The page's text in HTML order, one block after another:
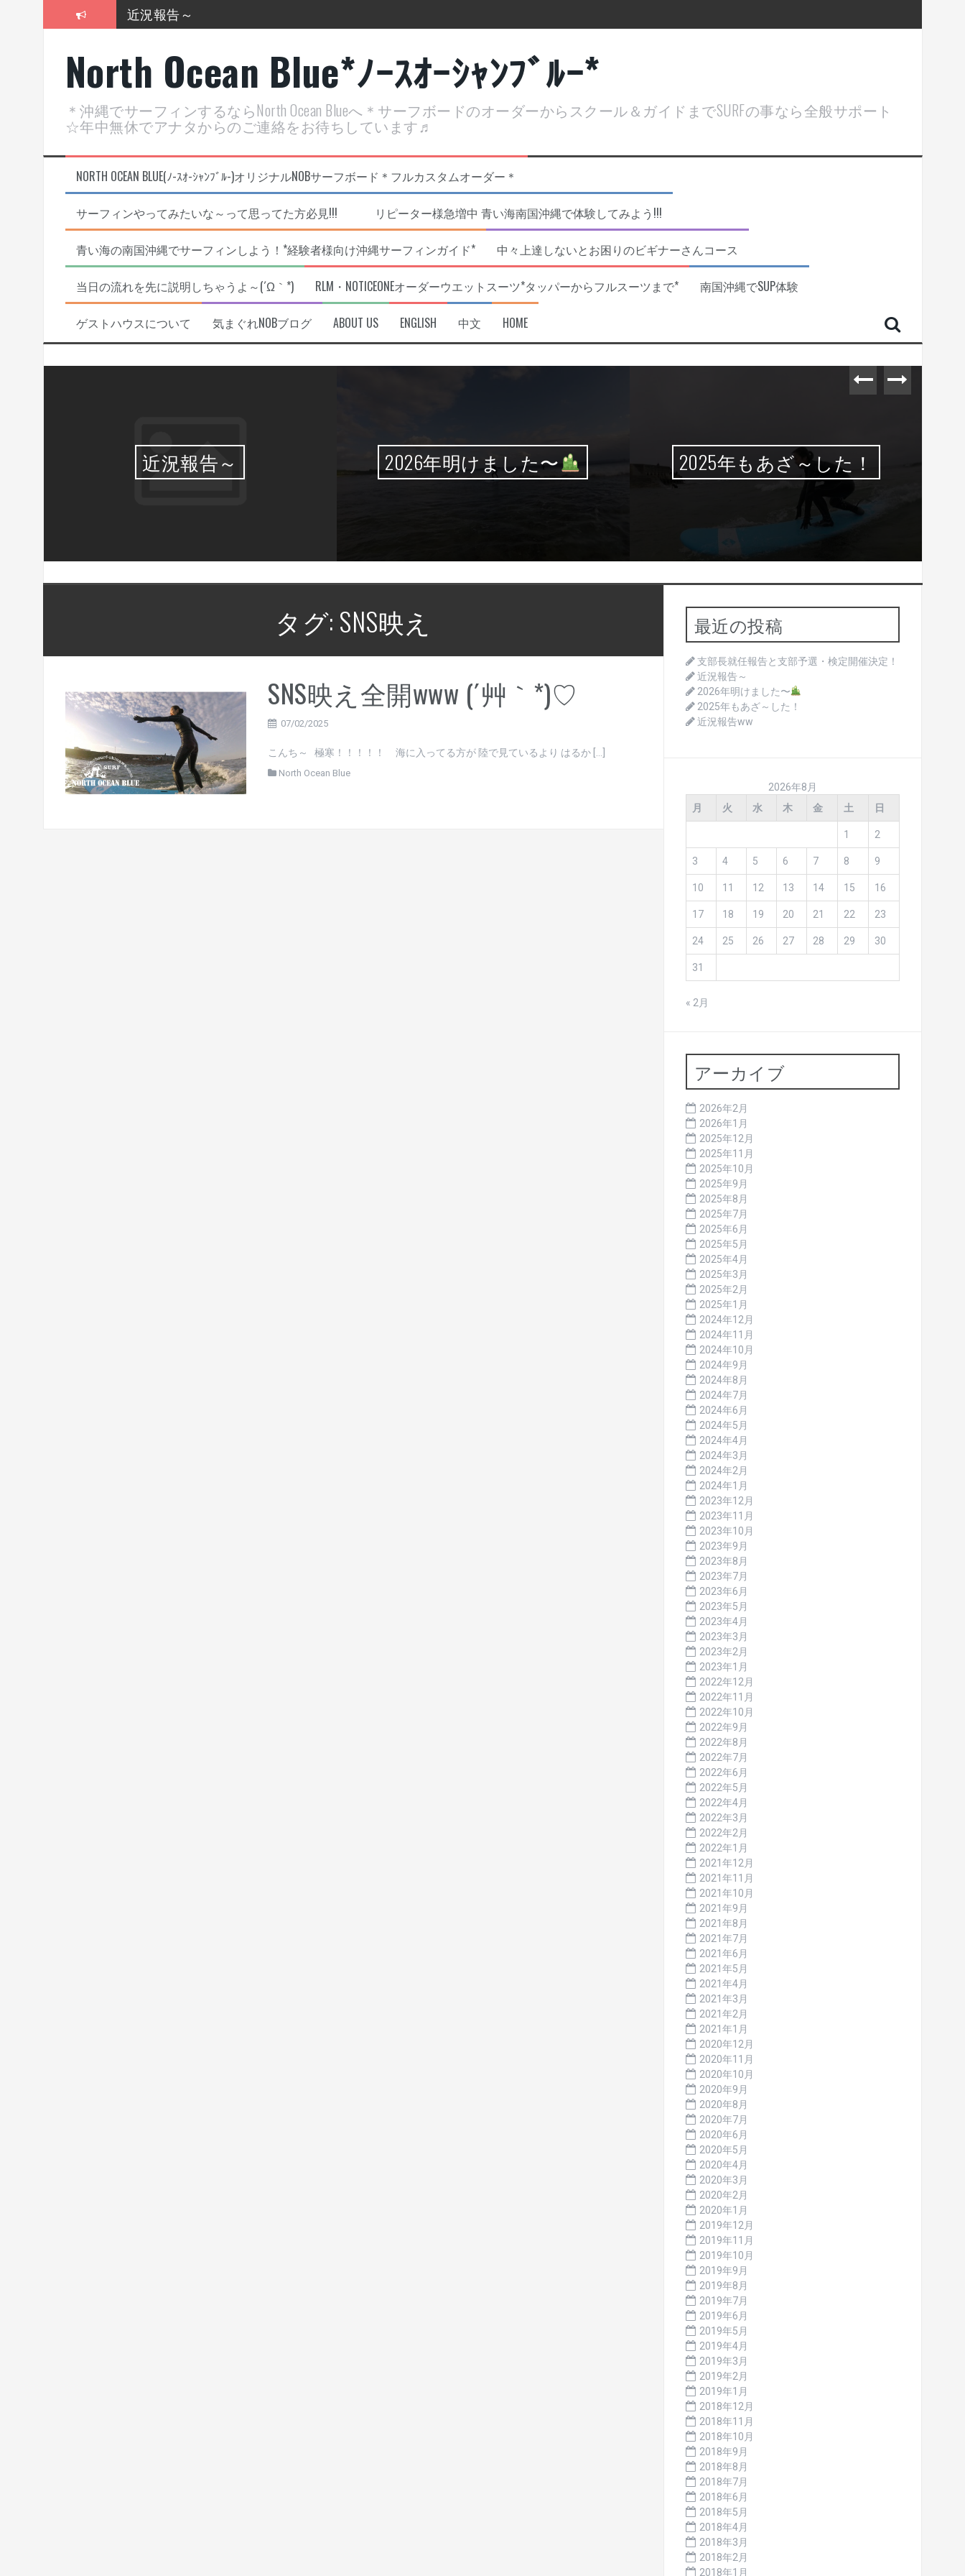
近況報告～
2025年もあざ～した！
ヤッチマッターーーー！！！
支部長就任報告と支部予選・検定開催決定！
North Ocean Blue*ﾉｰｽｵｰｼｬﾝﾌﾞﾙｰ*
＊沖縄でサーフィンするならNorth Ocean Blueへ＊サーフボードのオーダーからスクール＆ガイドまでSURFの事なら全般サポート
☆年中無休でアナタからのご連絡をお待ちしています♬
NORTH OCEAN BLUE(ﾉ-ｽｵ-ｼｬﾝﾌﾞﾙ-)オリジナルNOBサーフボード＊フルカスタムオーダー＊
サーフィンやってみたいな～って思ってた方必見!!! リピーター様急増中 青い海南国沖縄で体験してみよう!!!
青い海の南国沖縄でサーフィンしよう！*経験者様向け沖縄サーフィンガイド* 中々上達しないとお困りのビギナーさんコース
当日の流れを先に説明しちゃうよ～(´Ω｀*) RLM・NOTICEONEオーダーウエットスーツ*タッパーからフルスーツまで* 南国沖縄でSUP体験
ゲストハウスについて 気まぐれNOBブログ ABOUT US ENGLISH 中文 HOME
近況報告～ 2026年明けました〜 2025年もあざ～した！
タグ: SNS映え
SNS映え全開www (´艸｀*)♡
07/02/2025
こんち～ 極寒！！！！！ 海に入ってる方が 陸で見ているより はるか […]
North Ocean Blue
最近の投稿
支部長就任報告と支部予選・検定開催決定！
近況報告～
2026年明けました〜
2025年もあざ～した！
近況報告ww
2026年8月
月
火 水 木 金 土 日
1 2
3 4 5 6 7 8 9
10 11 12 13 14 15 16
17 18 19 20 21 22 23
24 25 26 27 28 29 30
31
« 2月
アーカイブ
2026年2月
2026年1月
2025年12月
2025年11月
2025年10月
2025年9月
2025年8月
2025年7月
2025年6月
2025年5月
2025年4月
2025年3月
2025年2月
2025年1月
2024年12月
2024年11月
2024年10月
2024年9月
2024年8月
2024年7月
2024年6月
2024年5月
2024年4月
2024年3月
2024年2月
2024年1月
2023年12月
2023年11月
2023年10月
2023年9月
2023年8月
2023年7月
2023年6月
2023年5月
2023年4月
2023年3月
2023年2月
2023年1月
2022年12月
2022年11月
2022年10月
2022年9月
2022年8月
2022年7月
2022年6月
2022年5月
2022年4月
2022年3月
2022年2月
2022年1月
2021年12月
2021年11月
2021年10月
2021年9月
2021年8月
2021年7月
2021年6月
2021年5月
2021年4月
2021年3月
2021年2月
2021年1月
2020年12月
2020年11月
2020年10月
2020年9月
2020年8月
2020年7月
2020年6月
2020年5月
2020年4月
2020年3月
2020年2月
2020年1月
2019年12月
2019年11月
2019年10月
2019年9月
2019年8月
2019年7月
2019年6月
2019年5月
2019年4月
2019年3月
2019年2月
2019年1月
2018年12月
2018年11月
2018年10月
2018年9月
2018年8月
2018年7月
2018年6月
2018年5月
2018年4月
2018年3月
2018年2月
2018年1月